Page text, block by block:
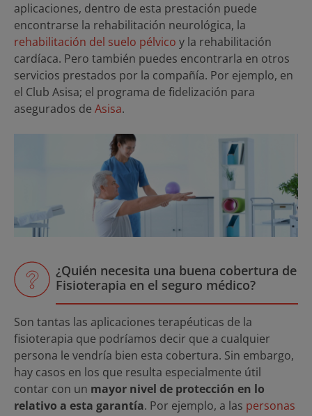
aplicaciones, dentro de esta prestación puede
encontrarse la rehabilitación neurológica, la
rehabilitación del suelo pélvico y la rehabilitación
cardíaca. Pero también puedes encontrarla en otros
servicios prestados por la compañía. Por ejemplo, en
el Club Asisa; el programa de fidelización para
asegurados de Asisa.
¿Quién necesita una buena cobertura de
Fisioterapia en el seguro médico?
Son tantas las aplicaciones terapéuticas de la
fisioterapia que podríamos decir que a cualquier
persona le vendría bien esta cobertura. Sin embargo,
hay casos en los que resulta especialmente útil
contar con un mayor nivel de protección en lo
relativo a esta garantía. Por ejemplo, a las personas